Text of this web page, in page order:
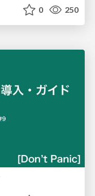
0 250